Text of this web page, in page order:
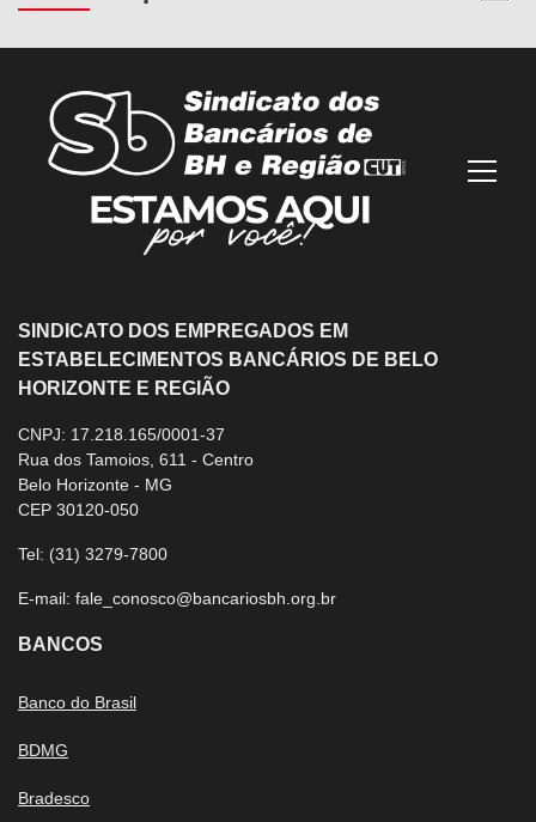
SINDICATO DOS EMPREGADOS EM
ESTABELECIMENTOS BANCÁRIOS DE BELO
HORIZONTE E REGIÃO
CNPJ: 17.218.165/0001-37
Rua dos Tamoios, 611 - Centro
Belo Horizonte - MG
CEP 30120-050
Tel: (31) 3279-7800
E-mail: fale_conosco@bancariosbh.org.br
BANCOS
Banco do Brasil
BDMG
Bradesco